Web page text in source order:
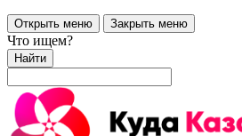
Открыть меню Закрыть меню
Что ищем?
Найти